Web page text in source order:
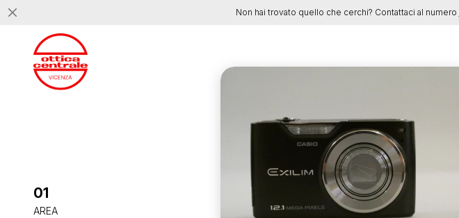
01
AREA
Non hai trovato quello che cerchi? Contattaci al numero